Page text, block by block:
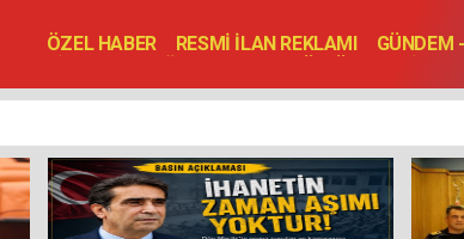
ÖZEL HABER RESMİ İLAN REKLAMI GÜNDEM
VEFAT EDENLER
TOPLANTI - DÜĞÜN